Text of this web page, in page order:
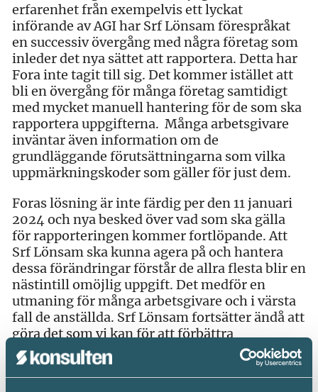
erfarenhet från exempelvis ett lyckat
införande av AGI har Srf Lönsam förespråkat
en successiv övergång med några företag som
inleder det nya sättet att rapportera. Detta har
Fora inte tagit till sig. Det kommer istället att
bli en övergång för många företag samtidigt
med mycket manuell hantering för de som ska
rapportera uppgifterna. Många arbetsgivare
inväntar även information om de
grundläggande förutsättningarna som vilka
uppmärkningskoder som gäller för just dem.
Foras lösning är inte färdig per den 11 januari
2024 och nya besked över vad som ska gälla
för rapporteringen kommer fortlöpande. Att
Srf Lönsam ska kunna agera på och hantera
dessa förändringar förstår de allra flesta blir en
nästintill omöjlig uppgift. Det medför en
utmaning för många arbetsgivare och i värsta
fall de anställda. Srf Lönsam fortsätter ändå att
göra det som vi kan för att förbättra
rapporteringsförfarandet. Varför Fora har
hamnat i denna sits kan bara de svara på.